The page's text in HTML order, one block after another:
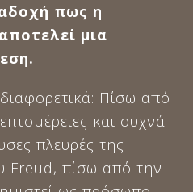
πως η
μια
Πίσω από
και συχνά
πλευρές της
Freud, πίσω από την